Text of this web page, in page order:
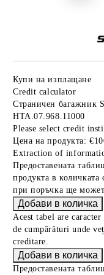
Купи на изплащане
Credit calculator
Страничен багажник
HTA.07.968.11000
Please select credit
Цена на продукта:
Extraction of
Предоставената
продукта в
при поръчка ще
Acest tabel are
de cumpărături unde
creditare.
Предоставената